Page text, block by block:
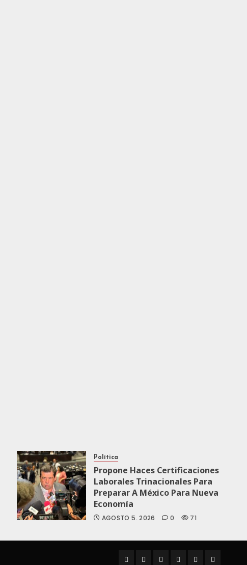
Política
Propone Haces Certificaciones
Laborales Trinacionales Para
Preparar A México Para Nueva
Economía
AGOSTO 5, 2026 0 71